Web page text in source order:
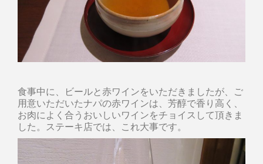
食事中に、ビールと赤ワインをいただきましたが、ご
用意いただいたナパの赤ワインは、芳醇で香り高く、
お肉によく合うおいしいワインをチョイスして頂きま
した。ステーキ店では、これ大事です。